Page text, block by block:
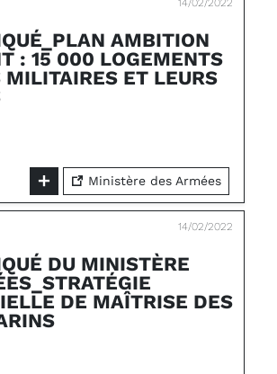
14/02/2022
AMBITION
: 15 000 LOGEMENTS
MILITAIRES ET LEURS
Ministère des Armées
14/02/2022
DU MINISTÈRE
DE MAÎTRISE DES